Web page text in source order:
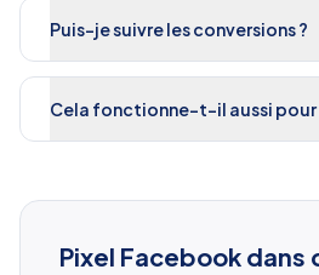
Puis-je suivre les conversions ?
Cela fonctionne-t-il aussi pour
Pixel Facebook dans